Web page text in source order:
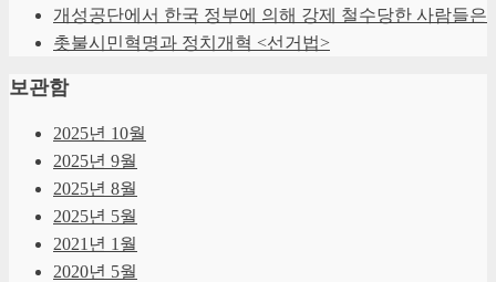
개성공단에서 한국 정부에 의해 강제 철수당한 사람들은
촛불시민혁명과 정치개혁 <선거법>
보관함
2025년 10월
2025년 9월
2025년 8월
2025년 5월
2021년 1월
2020년 5월